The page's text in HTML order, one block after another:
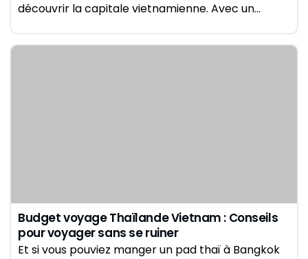
découvrir la capitale vietnamienne. Avec un…
Budget voyage Thaïlande Vietnam : Conseils
pour voyager sans se ruiner
Et si vous pouviez manger un pad thaï à Bangkok